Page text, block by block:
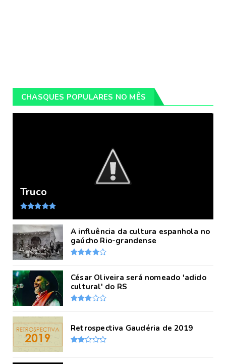
CHASQUES POPULARES NO MÊS
Truco
A influência da cultura espanhola no
gaúcho Rio-grandense
César Oliveira será nomeado 'adido
cultural' do RS
Retrospectiva Gaudéria de 2019